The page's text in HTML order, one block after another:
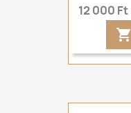
12 000 Ft
